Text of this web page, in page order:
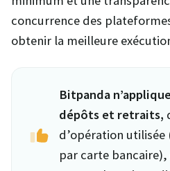
concurrence des
obtenir la meilleure
Bitpanda
dépôts et retraits,
d’opération
par carte